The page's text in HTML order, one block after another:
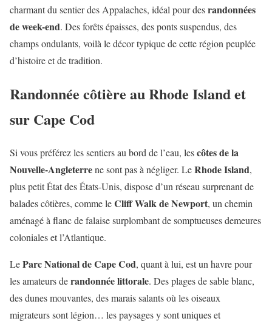
charmant du sentier des Appalaches, idéal pour desrandonnées
de week-end. Des forêts épaisses, des ponts suspendus, des
champs ondulants, voilà le décor typique de cette région peuplée
d’histoire et de tradition.
Randonnée côtière au Rhode Island et
sur Cape Cod
Si vous préférez les sentiers au bord de l’eau, lescôtes de la
Nouvelle-Angleterrene sont pas à négliger. LeRhode Island,
plus petit État des États-Unis, dispose d’un réseau surprenant de
balades côtières, comme leCliff Walk de Newport, un chemin
aménagé à flanc de falaise surplombant de somptueuses demeures
coloniales et l’Atlantique.
LeParc National de Cape Cod, quant à lui, est un havre pour
les amateurs derandonnée littorale. Des plages de sable blanc,
des dunes mouvantes, des marais salants où les oiseaux
migrateurs sont légion… les paysages y sont uniques et